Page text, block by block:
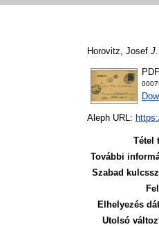
Horovitz, Josef
PDF
Aleph URL:
Tétel
További
Szabad
Elhelyezés
Utolsó